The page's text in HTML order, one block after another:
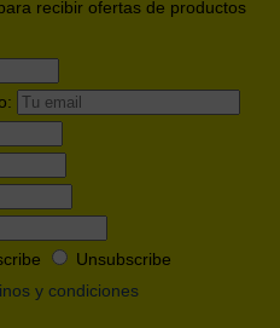
recibir ofertas de productos
Unsubscribe
y condiciones